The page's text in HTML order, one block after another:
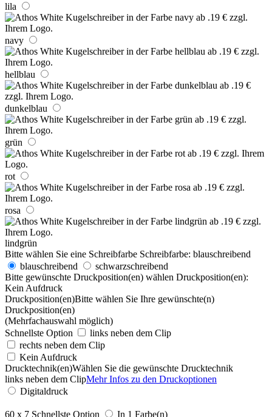
lila
navy
hellblau
dunkelblau
grün
rot
rosa
lindgrün
Bitte wählen Sie eine Schreibfarbe Schreibfarbe: blauschreibend
blauschreibend
schwarzschreibend
Bitte gewünschte Druckposition(en) wählen Druckposition(en):
Kein Aufdruck
Druckposition(en)Bitte wählen Sie Ihre gewünschte(n)
Druckposition(en)
(Mehrfachauswahl möglich)
Schnellste Option
links neben dem Clip
rechts neben dem Clip
Kein Aufdruck
Drucktechnik(en)Wählen Sie die gewünschte Drucktechnik
links neben dem ClipMehr Infos zu den Druckoptionen
Digitaldruck
60 x 7 Schnellste Option In 1 Farbe(n)